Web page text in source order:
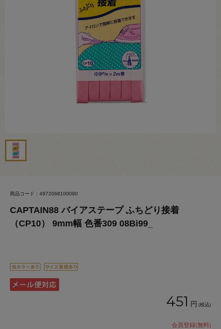
商品コード：4972068100090
CAPTAIN88 バイアステープ ふちどり接着
（CP10） 9mm幅 色番309 08Bi99_
451 円 (税込)
会員登録(無料)